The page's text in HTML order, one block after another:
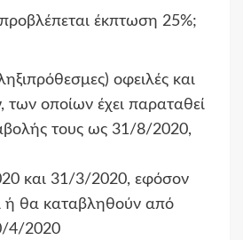
προβλέπεται έκπτωση 25%;
οφειλές και
των οποίων έχει παραταθεί
τους ως 31/8/2020,
και 31/3/2020, εφόσον
ή θα καταβληθούν από
4/2020